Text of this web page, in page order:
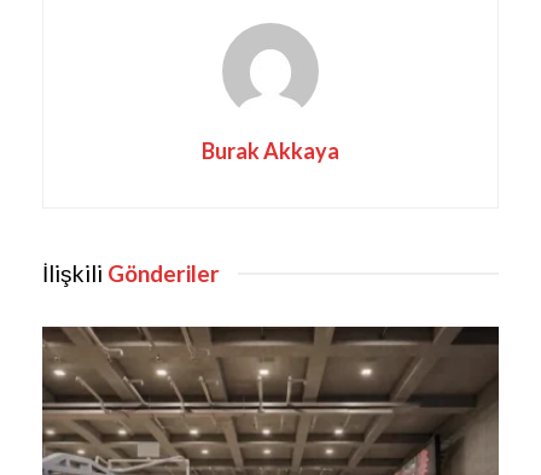
Burak Akkaya
İlişkili Gönderiler